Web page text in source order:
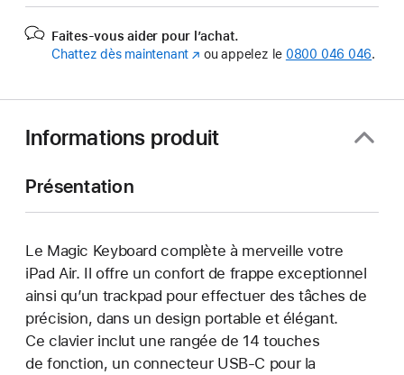
Faites-vous aider pour l’achat.
Chattez dès maintenant (s’ouvre
ou appelez le 0800 046 046.
Informations produit
Présentation
Le Magic Keyboard complète à merveille votre
iPad Air. Il offre un confort de frappe exceptionnel
ainsi qu’un trackpad pour effectuer des tâches de
précision, dans un design portable et élégant.
Ce clavier inclut une rangée de 14 touches
de fonction, un connecteur USB‑C pour la